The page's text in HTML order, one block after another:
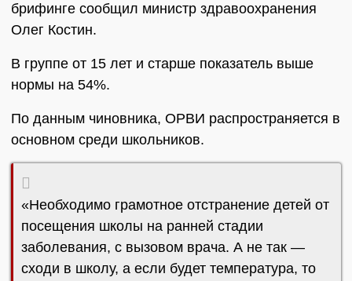
брифинге сообщил министр здравоохранения
Олег Костин.
В группе от 15 лет и старше показатель выше
нормы на 54%.
По данным чиновника, ОРВИ распространяется в
основном среди школьников.
«Необходимо грамотное отстранение детей от
посещения школы на ранней стадии
заболевания, с вызовом врача. А не так —
сходи в школу, а если будет температура, то